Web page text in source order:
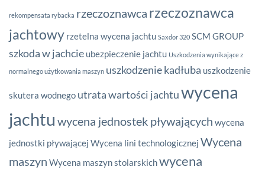
rekompensata rybacka rzeczoznawca rzeczoznawca
jachtowy rzetelna wycena jachtu Saxdor 320 SCM GROUP
szkoda w jachcie ubezpieczenie jachtu Uszkodzenia wynikające z
normalnego użytkowania maszyn uszkodzenie kadłuba uszkodzenie
skutera wodnego utrata wartości jachtuwycena
jachtu wycena jednostek pływających wycena
jednostki pływającej Wycena lini technologicznej Wycena
maszyn Wycena maszyn stolarskichwycena